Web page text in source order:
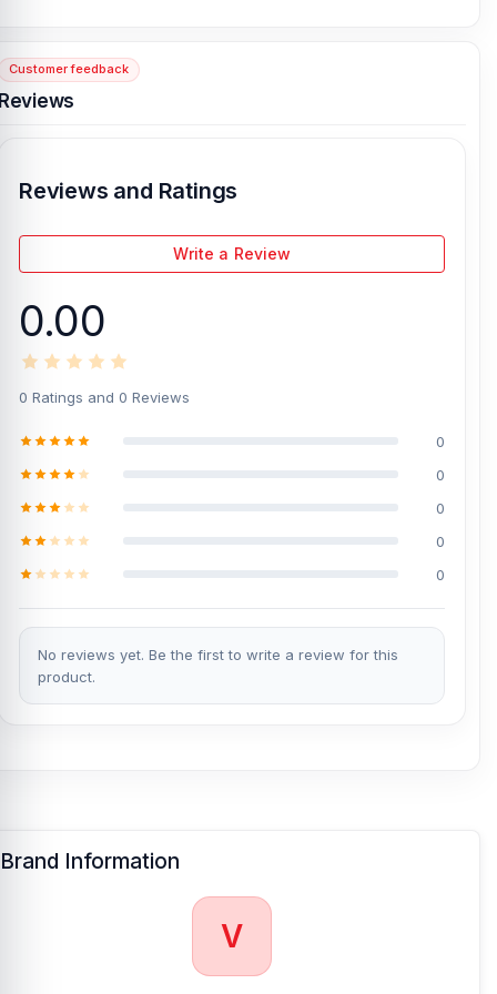
vc_column][/vc_row]
Customer feedback
Reviews and Ratings
Write a Review
0.00
0 Ratings and 0 Reviews
0
0
0
0
0
No reviews yet. Be the first to write a review for this
product.
Brand Information
V